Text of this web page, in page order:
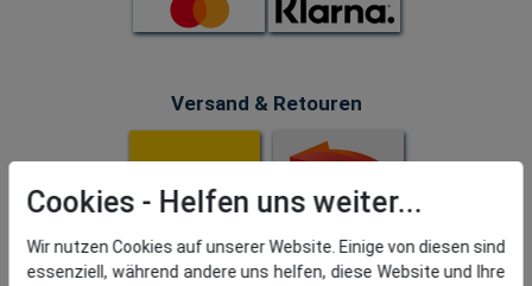
Versand & Retouren
Cookies
Wir nutzen Cookies auf unserer Website. Einige von diesen sind
essenziell, während andere uns helfen, diese Website und Ihre